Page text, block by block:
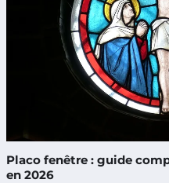
Placo fenêtre : guide
en 2026